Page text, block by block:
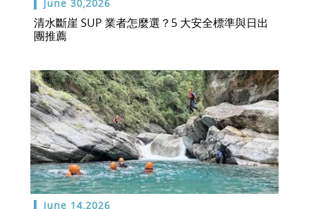
June 30,2026
清水斷崖 SUP 業者怎麼選？5 大安全標準與日出
團推薦
June 14,2026